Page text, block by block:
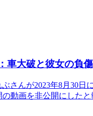
車大破と彼女の負
さんが2023年8月30
動画を非公開にした